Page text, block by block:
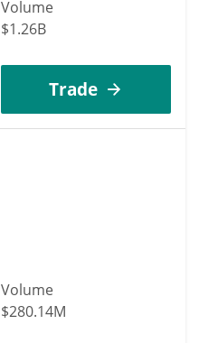
Volume
$1.26B
Trade
Volume
$280.14M